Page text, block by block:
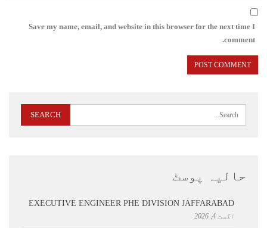
Save my name, email, and website in this browser for the next time I
comment.
حالیہ پوسٹ
EXECUTIVE ENGINEER PHE DIVISION JAFFARABAD
اگست 4, 2026